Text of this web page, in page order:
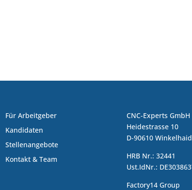
Für Arbeitgeber
Kandidaten
Stellenangebote
Kontakt & Team
CNC-Experts GmbH
Heidestrasse 10
D-90610 Winkelhaid
HRB Nr.: 32441
Ust.IdNr.:
Factory14 Group